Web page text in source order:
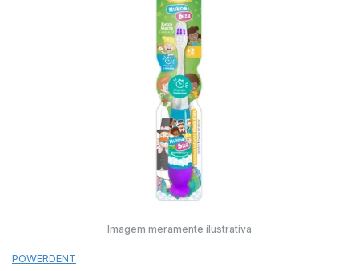
Imagem meramente ilustrativa
POWERDENT